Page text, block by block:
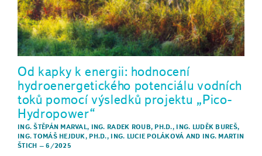
Od kapky k energii: hodnocení
hydroenergetického potenciálu vodních
toků pomocí výsledků projektu „Pico-
Hydropower“
ING. ŠTĚPÁN MARVAL, ING. RADEK ROUB, PH.D., ING. LUDĚK BUREŠ,
ING. TOMÁŠ HEJDUK, PH.D., ING. LUCIE POLÁKOVÁ AND ING. MARTIN
ŠTICH –6/2025